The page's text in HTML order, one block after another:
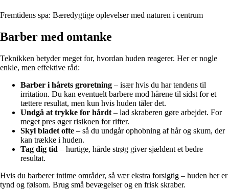
Fremtidens spa: Bæredygtige oplevelser med naturen i centrum
Barber med omtanke
Teknikken betyder meget for, hvordan huden reagerer. Her er nogle
enkle, men effektive råd:
Barber i hårets groretning – især hvis du har tendens til
irritation. Du kan eventuelt barbere mod hårene til sidst for et
tættere resultat, men kun hvis huden tåler det.
Undgå at trykke for hårdt – lad skraberen gøre arbejdet. For
meget pres øger risikoen for rifter.
Skyl bladet ofte – så du undgår ophobning af hår og skum, der
kan trække i huden.
Tag dig tid – hurtige, hårde strøg giver sjældent et bedre
resultat.
Hvis du barberer intime områder, så vær ekstra forsigtig – huden her er
tynd og følsom. Brug små bevægelser og en frisk skraber.